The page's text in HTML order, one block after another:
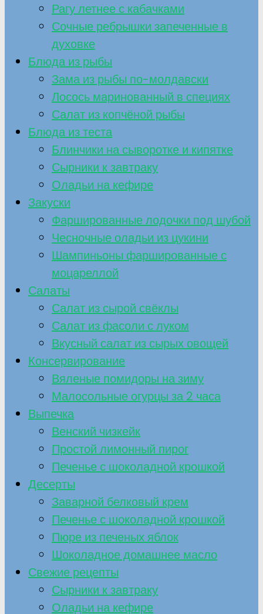
Рагу летнее с кабачками
Сочные ребрышки запеченные в
духовке
Блюда из рыбы
Зама из рыбы по-молдавски
Лосось маринованный в специях
Салат из копчёной рыбы
Блюда из теста
Блинчики на сыворотке и кипятке
Сырники к завтраку
Оладьи на кефире
Закуски
Фаршированные лодочки под шубой
Чесночные оладьи из цукини
Шампиньоны фаршированные с
моцареллой
Салаты
Салат из сырой свёклы
Салат из фасоли с луком
Вкусный салат из сырых овощей
Консервирование
Вяленые помидоры на зиму
Малосольные огурцы за 2 часа
Выпечка
Венский чизкейк
Простой лимонный пирог
Печенье с шоколадной крошкой
Десерты
Заварной белковый крем
Печенье с шоколадной крошкой
Пюре из печеных яблок
Шоколадное домашнее масло
Свежие рецепты
Сырники к завтраку
Оладьи на кефире